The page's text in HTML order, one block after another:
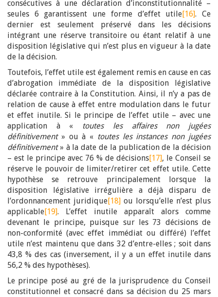
consécutives à une déclaration d’inconstitutionnalité –
seules 6 garantissent une forme d’effet utile[16]. Ce
dernier est seulement préservé dans les décisions
intégrant une réserve transitoire ou étant relatif à une
disposition législative qui n’est plus en vigueur à la date
de la décision.
Toutefois, l’effet utile est également remis en cause en cas
d’abrogation immédiate de la disposition législative
déclarée contraire à la Constitution. Ainsi, il n’y a pas de
relation de cause à effet entre modulation dans le futur
et effet inutile. Si le principe de l’effet utile – avec une
application à « toutes les affaires non jugées
définitivement» ou à « toutes les instances non jugées
définitivement» à la date de la publication de la décision
– est le principe avec 76 % de décisions[17], le Conseil se
réserve le pouvoir de limiter/retirer cet effet utile. Cette
hypothèse se retrouve principalement lorsque la
disposition législative irrégulière a déjà disparu de
l’ordonnancement juridique[18] ou lorsqu’elle n’est plus
applicable[19]. L’effet inutile apparaît alors comme
devenant le principe, puisque sur les 73 décisions de
non-conformité (avec effet immédiat ou différé) l’effet
utile n’est maintenu que dans 32 d’entre-elles ; soit dans
43,8 % des cas (inversement, il y a un effet inutile dans
56,2 % des hypothèses).
Le principe posé au gré de la jurisprudence du Conseil
constitutionnel et consacré dans sa décision du 25 mars